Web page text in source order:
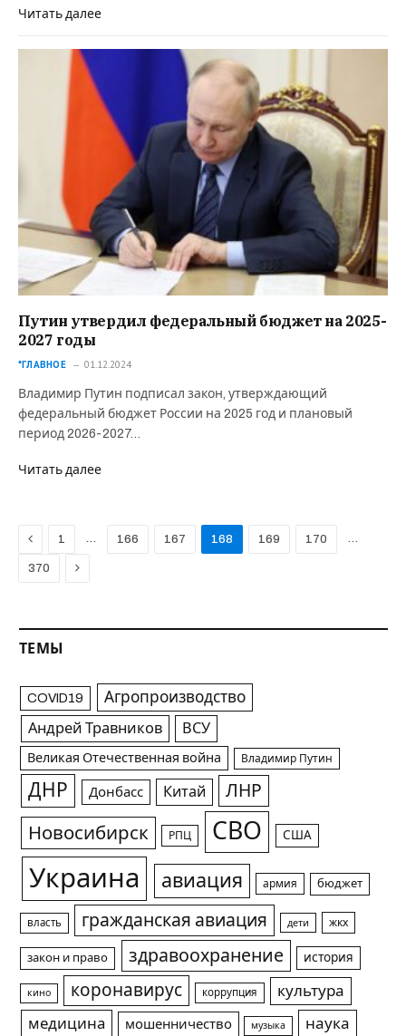
Читать далее
Путин утвердил федеральный бюджет на 2025-
2027 годы
*ГЛАВНОЕ 01.12.2024
Владимир Путин подписал закон, утверждающий
федеральный бюджет России на 2025 год и плановый
период 2026-2027…
Читать далее
Previous
1 … 166 167 168 169 170 …
370 Next
ТЕМЫ
COVID19 Агропроизводство
Андрей Травников ВСУ
Великая Отечественная война Владимир Путин
ДНР Донбасс Китай ЛНР
Новосибирск РПЦ СВО США
Украина авиация армия бюджет
власть гражданская авиация дети жкх
закон и право здравоохранение история
кино коронавирус коррупция
культура
медицина
мошенничество музыка
наука